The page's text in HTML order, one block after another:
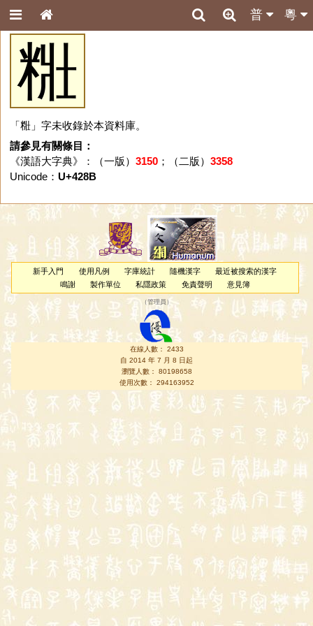
粵
普
䊋
「䊋」字未收錄於本資料庫。
請參見有關條目：
《漢語大字典》：（一版） 3150；（二版） 3358
Unicode： U+428B
新手入門 使用凡例 字庫統計 隨機漢字
最近被搜索的漢字
鳴謝
製作單位 私隱政策 免責聲明 意見簿
（管理員 ）
在線人數： 2433
自 2014 年 7 月 8 日起
瀏覽人數： 80198658
使用次數： 294163952